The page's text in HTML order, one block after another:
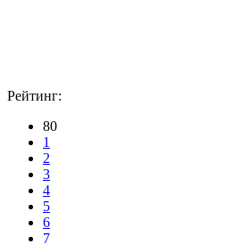
Рейтинг:
80
1
2
3
4
5
6
7